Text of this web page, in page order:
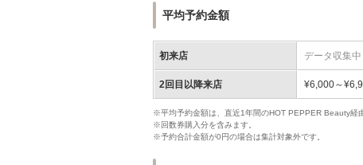
平均予約金額
初来店 データ収集中
2回目以降来店 ¥6,000～
※平均予約金額は、直近1年間のHOT PEPPER Beauty経
※回数券購入分を含みます。
※予約合計金額が0円の場合は集計対象外です。